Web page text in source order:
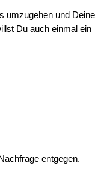
umzugehen und Deine
Du auch einmal ein
entgegen.